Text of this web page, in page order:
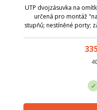
UTP dvojzásuvka na
určená pro montáž
stupňů; nestíněné porty;